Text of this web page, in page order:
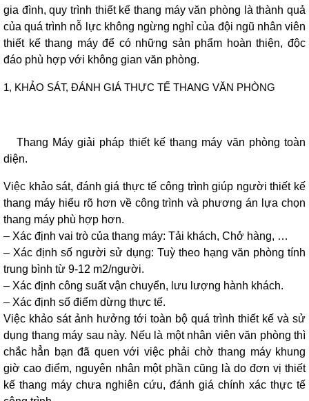
gia đình, quy trình thiết kế thang máy văn phòng là thành quả
của quá trình nỗ lực không ngừng nghỉ của đội ngũ nhân viên
thiết kế thang máy để có những sản phẩm hoàn thiện, độc
đáo phù hợp với không gian văn phòng.
1, KHẢO SÁT, ĐÁNH GIÁ THỰC TẾ THANG VĂN PHÒNG
Thang Máy giải pháp thiết kế thang máy văn phòng toàn
diện.
Việc khảo sát, đánh giá thực tế công trình giúp người thiết kế
thang máy hiểu rõ hơn về công trình và phương án lựa chọn
thang máy phù hợp hơn.
– Xác định vai trò của thang máy: Tải khách, Chở hàng, …
– Xác định số người sử dụng: Tuỳ theo hạng văn phòng tính
trung bình từ 9-12 m2/người.
– Xác định công suất vận chuyển, lưu lượng hành khách.
– Xác định số điểm dừng thực tế.
Việc khảo sát ảnh hưởng tới toàn bộ quá trình thiết kế và sử
dụng thang máy sau này. Nếu là một nhân viên văn phòng thì
chắc hẳn bạn đã quen với việc phải chờ thang máy khung
giờ cao điểm, nguyên nhân một phần cũng là do đơn vị thiết
kế thang máy chưa nghiên cứu, đánh giá chính xác thực tế